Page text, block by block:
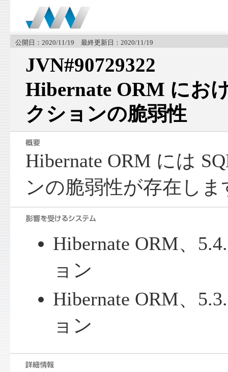
公開日：2020/11/19 最終更新日：2020/11/19
JVN#90729322
Hibernate ORM にお
クションの脆弱性
Hibernate ORM には
ンの脆弱性が存在しま
Hibernate ORM、
ョン
Hibernate ORM、
ョン